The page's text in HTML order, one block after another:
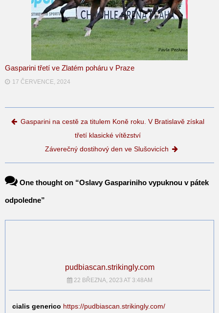
Gasparini třetí ve Zlatém poháru v Praze
17 ČERVENCE, 2024
Post navigation
Gasparini na cestě za titulem Koně roku. V Bratislavě získal
třetí klasické vítězství
Záverečný dostihový den ve Slušovicích
One thought on “Oslavy Gaspariniho vypuknou v pátek
odpoledne”
pudbiascan.strikingly.com
22 BŘEZNA, 2023 AT 3:48AM
cialis generico https://pudbiascan.strikingly.com/